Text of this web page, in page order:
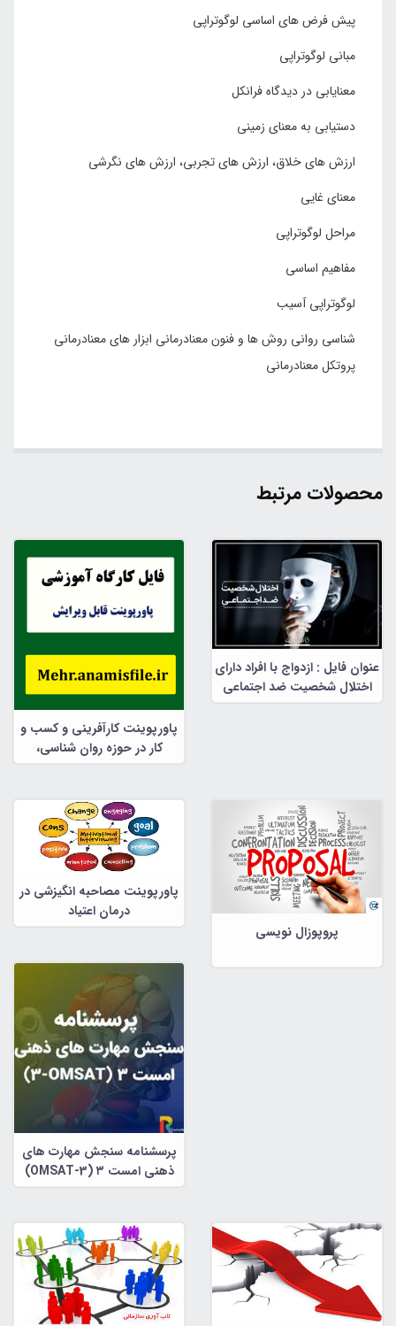
پیش فرض های اساسی لوگوتراپی
مبانی لوگوتراپی
معنایابی در دیدگاه فرانکل
دستیابی به معنای زمینی
ارزش های خلاق، ارزش های تجربی، ارزش های نگرشی
معنای غایی
مراحل لوگوتراپی
مفاهیم اساسی
لوگوتراپی آسیب
شناسی روانی روش ها و فنون معنادرمانی ابزار های معنادرمانی
پروتکل معنادرمانی
محصولات مرتبط
عنوان فایل : ازدواج با افراد دارای
اختلال شخصیت ضد اجتماعی
پاورپوینت کارآفرینی و کسب و
کار در حوزه روان شناسی،
مشاوره و علوم تربیتی
پروپوزال نویسی
پاورپوینت مصاحبه انگیزشی در
درمان اعتیاد
پرسشنامه سنجش مهارت های
ذهنی امست ۳ (OMSAT-3)